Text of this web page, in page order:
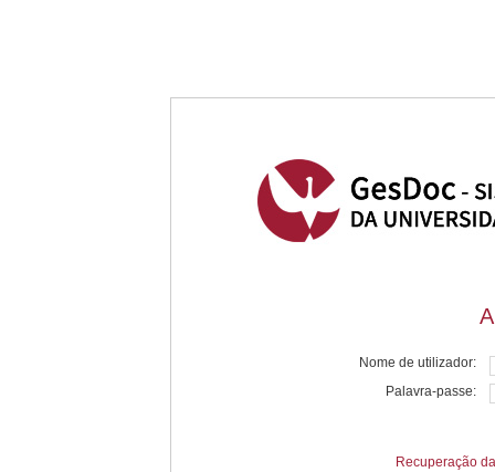
Nome de utilizador:
Palavra-passe:
Recuperação